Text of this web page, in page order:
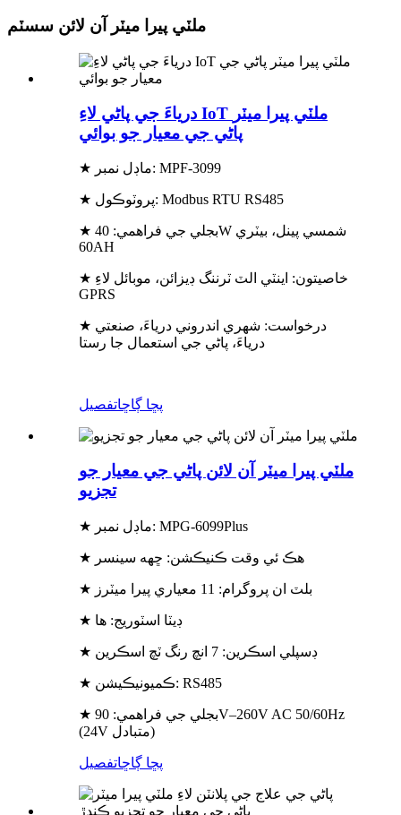
ملٽي پيرا ميٽر آن لائن سسٽم
درياءَ جي پاڻي لاءِ IoT ملٽي پيرا ميٽر
پاڻي جي معيار جو بوائي
★ ماڊل نمبر: MPF-3099
★ پروٽوڪول: Modbus RTU RS485
★ بجلي جي فراهمي: 40W شمسي پينل، بيٽري
60AH
★ خاصيتون: اينٽي الٽ ٽرننگ ڊيزائن، موبائل لاءِ
GPRS
★ درخواست: شهري اندروني درياءَ، صنعتي
درياءَ، پاڻي جي استعمال جا رستا
پڇا ڳاڇاتفصيل
ملٽي پيرا ميٽر آن لائن پاڻي جي معيار جو
تجزيو
★ ماڊل نمبر: MPG-6099Plus
★ هڪ ئي وقت ڪنيڪشن: ڇهه سينسر
★ بلٽ ان پروگرام: 11 معياري پيرا ميٽرز
★ ڊيٽا اسٽوريج: ها
★ ڊسپلي اسڪرين: 7 انچ رنگ ٽچ اسڪرين
★ ڪميونيڪيشن: RS485
★ بجلي جي فراهمي: 90V–260V AC 50/60Hz
(24V متبادل)
پڇا ڳاڇاتفصيل